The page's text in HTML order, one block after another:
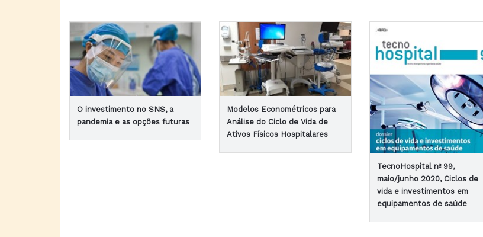
O investimento no SNS, a
pandemia e as opções futuras
Modelos Econométricos para
Análise do Ciclo de Vida de
Ativos Físicos Hospitalares
TecnoHospital nº 99,
maio/junho 2020, Ciclos de
vida e investimentos em
equipamentos de saúde